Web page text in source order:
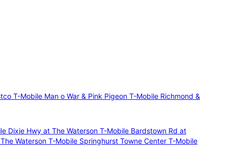
T-Mobile Man o War & Pink Pigeon T-Mobile Richmond &
Dixie Hwy at The Waterson T-Mobile Bardstown Rd at
Waterson T-Mobile Springhurst Towne Center T-Mobile